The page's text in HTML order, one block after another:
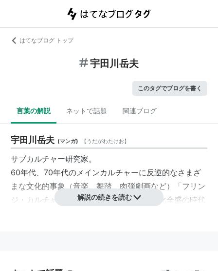
はてなブログ トップ
宇田川岳夫
このタグでブログを書く
言葉の解説 ネットで話題 関連ブログ
宇田川岳夫 (マンガ) 【 うだがわたけお】
サブカルチャー研究家。
60年代、70年代のメインカルチャーに反逆的なさまざ
まな文化的事象（音楽、舞踏、肉弾劇画など）「フリン
ジ・カルチャー」と命名し、「萌え系」文化全盛の時代
植地毅 氏と共著
解説の続きを読む